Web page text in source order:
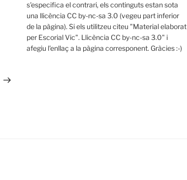
següent
s'especifica el contrari, els continguts estan sota
una llicència CC by-nc-sa 3.0 (vegeu part inferior
de la pàgina). Si els utilitzeu citeu "Material elaborat
per Escorial Vic". Llicència CC by-nc-sa 3.0" i
afegiu l'enllaç a la pàgina corresponent. Gràcies :-)